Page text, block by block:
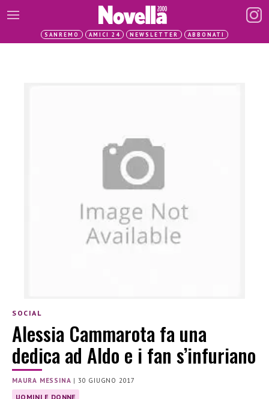
SANREMO AMICI 24 NEWSLETTER ABBONATI
SOCIAL
Alessia Cammarota fa una
dedica ad Aldo e i fan s’infuriano
MAURA MESSINA | 30 GIUGNO 2017
UOMINI E DONNE